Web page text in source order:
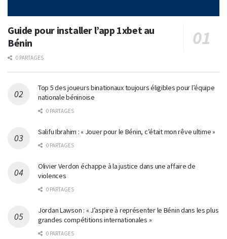
Guide pour installer l’app 1xbet au
Bénin
0 PARTAGES
Top 5 des joueurs binationaux toujours éligibles pour l’équipe
nationale béninoise
0 PARTAGES
Salifu Ibrahim : « Jouer pour le Bénin, c’était mon rêve ultime »
0 PARTAGES
Olivier Verdon échappe à la justice dans une affaire de
violences
0 PARTAGES
Jordan Lawson : « J’aspire à représenter le Bénin dans les plus
grandes compétitions internationales »
0 PARTAGES